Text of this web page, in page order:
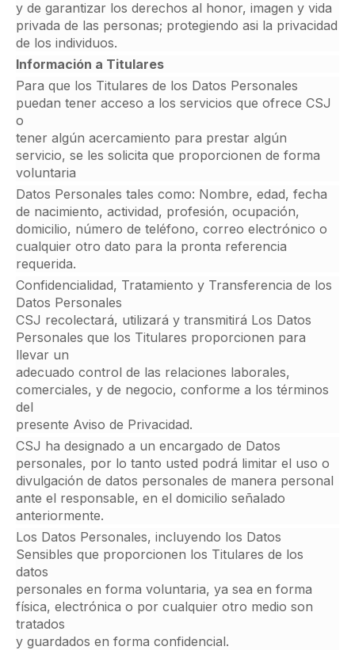
y de garantizar los derechos al honor, imagen y vida
privada de las personas; protegiendo asi la privacidad
de los individuos.
Información a Titulares
Para que los Titulares de los Datos Personales
puedan tener acceso a los servicios que ofrece CSJ
o
tener algún acercamiento para prestar algún
servicio, se les solicita que proporcionen de forma
voluntaria
Datos Personales tales como: Nombre, edad, fecha
de nacimiento, actividad, profesión, ocupación,
domicilio, número de teléfono, correo electrónico o
cualquier otro dato para la pronta referencia
requerida.
Confidencialidad, Tratamiento y Transferencia de los
Datos Personales
CSJ recolectará, utilizará y transmitirá Los Datos
Personales que los Titulares proporcionen para
llevar un
adecuado control de las relaciones laborales,
comerciales, y de negocio, conforme a los términos
del
presente Aviso de Privacidad.
CSJ ha designado a un encargado de Datos
personales, por lo tanto usted podrá limitar el uso o
divulgación de datos personales de manera personal
ante el responsable, en el domicilio señalado
anteriormente.
Los Datos Personales, incluyendo los Datos
Sensibles que proporcionen los Titulares de los
datos
personales en forma voluntaria, ya sea en forma
física, electrónica o por cualquier otro medio son
tratados
y guardados en forma confidencial.